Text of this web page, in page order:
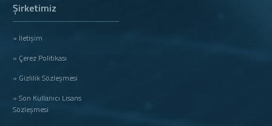
Şirketimiz
» İletişim
» Çerez Politikası
» Gizlilik Sözleşmesi
» Son Kullanıcı Lisans
Sözleşmesi